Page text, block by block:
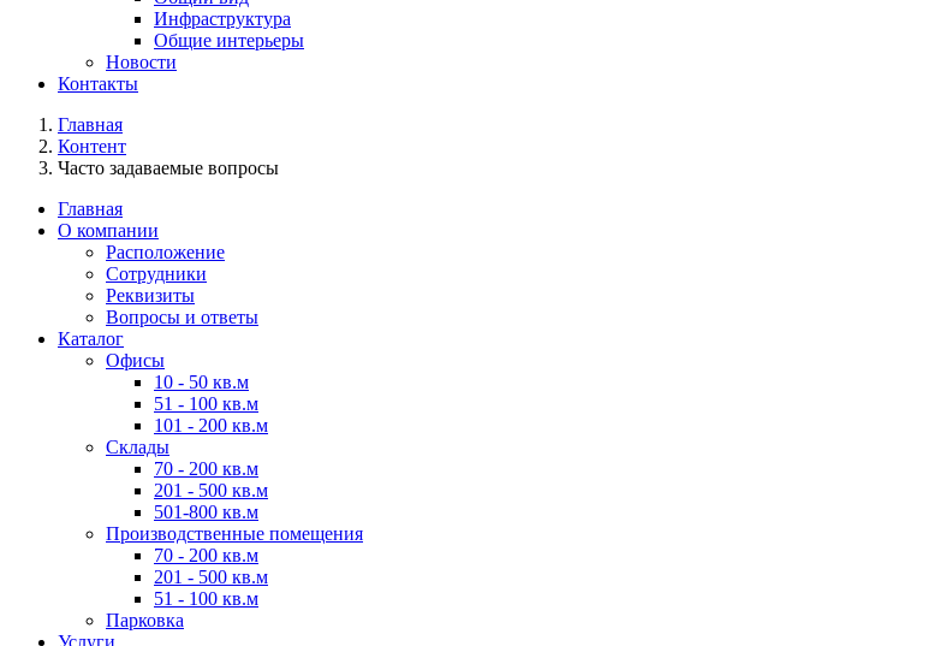
Инфраструктура
Общие интерьеры
Новости
Контакты
Главная
Контент
Часто задаваемые вопросы
Главная
О компании
Расположение
Сотрудники
Реквизиты
Вопросы и ответы
Каталог
Офисы
10 - 50 кв.м
51 - 100 кв.м
101 - 200 кв.м
Склады
70 - 200 кв.м
201 - 500 кв.м
501-800 кв.м
Производственные помещения
70 - 200 кв.м
201 - 500 кв.м
51 - 100 кв.м
Парковка
Услуги